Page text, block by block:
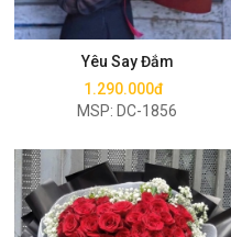
Yêu Say Đắm
1.290.000đ
MSP: DC-1856
Mua ngay